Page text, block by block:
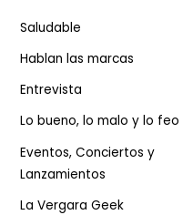
Saludable
Hablan las marcas
Entrevista
Lo bueno, lo malo y lo feo
Eventos, Conciertos y
Lanzamientos
La Vergara Geek